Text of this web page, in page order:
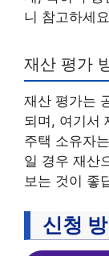
니 참고하세
재산 평가
재산 평가는
되며, 여기서
주택 소유자
일 경우 재산
보는 것이 좋
신청